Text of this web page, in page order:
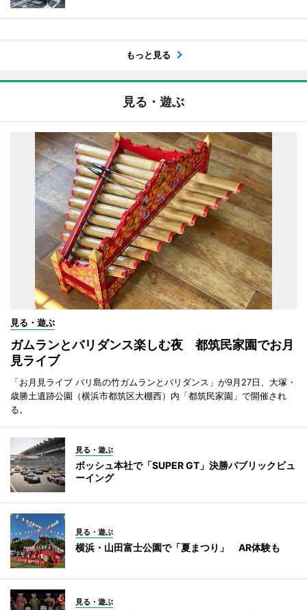
もっと見る
見る・遊ぶ
見る・遊ぶ
ガムランとバリダンス楽しむ夜 都筑民家園でお月
見ライブ
「お月見ライブ バリ島の竹ガムランとバリダンス」が9月27日、大塚・
歳勝土遺跡公園（横浜市都筑区大棚西）内「都筑民家園」で開催され
る。
見る・遊ぶ
ボッシュ本社で「SUPER GT」決勝パブリックビュ
ーイング
見る・遊ぶ
横浜・山田富士公園で「夏まつり」 AR体験も
見る・遊ぶ